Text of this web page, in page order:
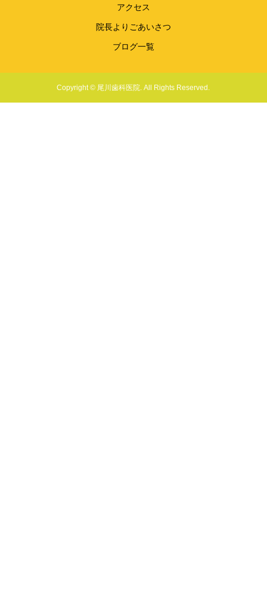
アクセス
院長よりごあいさつ
ブログ一覧
Copyright © 尾川歯科医院. All Rights Reserved.